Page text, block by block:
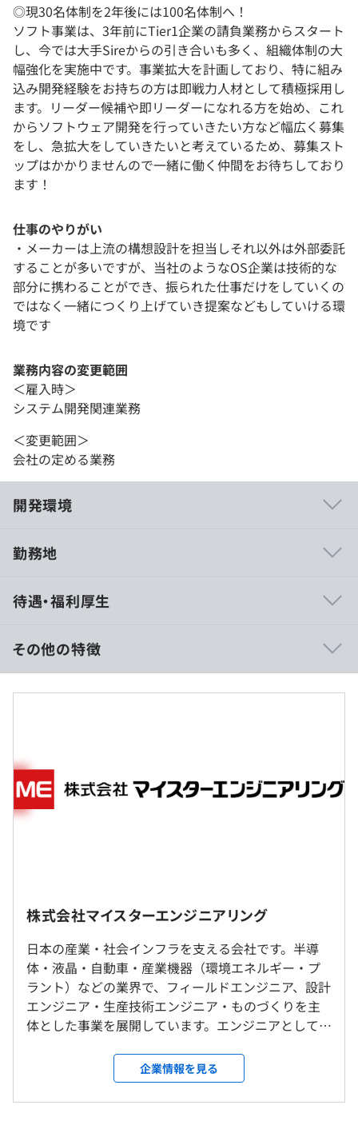
◎現30名体制を2年後には100名体制へ！
ソフト事業は、3年前にTier1企業の請負業務からスタート
し、今では大手Sireからの引き合いも多く、組織体制の大
幅強化を実施中です。事業拡大を計画しており、特に組み
込み開発経験をお持ちの方は即戦力人材として積極採用し
ます。リーダー候補や即リーダーになれる方を始め、これ
からソフトウェア開発を行っていきたい方など幅広く募集
をし、急拡大をしていきたいと考えているため、募集スト
ップはかかりませんので一緒に働く仲間をお待ちしており
ます！
仕事のやりがい
・メーカーは上流の構想設計を担当しそれ以外は外部委託
することが多いですが、当社のようなOS企業は技術的な
部分に携わることができ、振られた仕事だけをしていくの
ではなく一緒につくり上げていき提案などもしていける環
境です
業務内容の変更範囲
＜雇入時＞
システム開発関連業務
＜変更範囲＞
会社の定める業務
開発環境
基本的には異動がなく、1つの配属先で長く活躍していた
ズ研修からスタート。各業界／分野ごとに業界大手メーカ
ーとコラボした研修もあり、実践的な内容で実務に必要な
スキルを身につけます。配属後も6カ月に1回面談をおこな
う、キャリアの相談や安心して働けるよう手厚くフォロー
▼働き方
フルリモート案件、週2,3出社＋リモート案件、フル出勤
案件がありますので、ご希望に応じた案件をご紹介させて
頂きます。
・次世代グラフィックメーター開発
・ADASアプリ開発
・各種ECU開発（ボディ・ブレーキ・EV/HV・カメラ・ダ
イアグなど）
・ナビ開発（探索・マルチメディアUI開発・Androidオー
ディオなど）
・次期車載セキュリティ開発
※車載以外の組込み案件も多数ございます。
勤務地
・お客様先での勤務となります（仙台市）
ト80％）
岩手県胆沢郡金ケ崎町西根森山
・お客様先での勤務となります（盛岡市、胆沢郡）
・リモート勤務可（実績：フルリモート10％、週2リモー
▼ご希望の勤務地を面接で伺います。下記拠点でもエンジ
ニアを募集中です。
待遇・福利厚生
■賃金形態：年俸制（年俸を15分割）
■賃金の決定方法：当社規定により決定いたします
・固定残業代：30時間分、約6万～10万（超過分は別途
支給）
9：00〜18：00
※お客様先によって異なる場合がございます。
休憩時間：12：00〜13：00（60分）
平均残業時間：平均20時間／月
【年間休日121日】
・完全週休2日制（土曜・日曜）
その他の特徴
株式会社マイスターエンジニアリング
日本の産業・社会インフラを支える会社です。半導
体・液晶・自動車・産業機器（環境エネルギー・プ
ラント）などの業界で、フィールドエンジニア、設計
エンジニア・生産技術エンジニア・ものづくりを主
体とした事業を展開しています。エンジニアとして、
いただきます。
企業情報を見る